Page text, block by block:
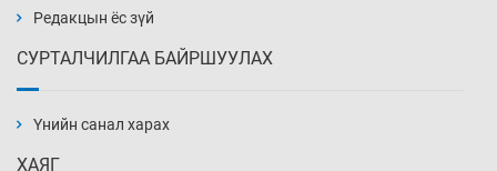
15 цаг 7 мин
нэмэгджээ
Редакцын ёс зүй
СУРТАЛЧИЛГАА БАЙРШУУЛАХ
Үнийн санал харах
ХАЯГ